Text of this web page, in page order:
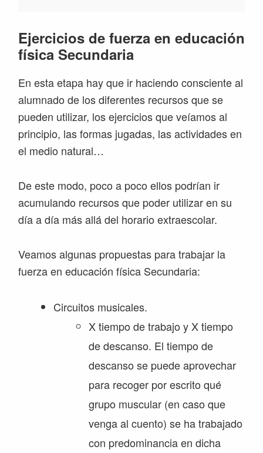
Ejercicios de fuerza en educación
física Secundaria
En esta etapa hay que ir haciendo consciente al
alumnado de los diferentes recursos que se
pueden utilizar, los ejercicios que veíamos al
principio, las formas jugadas, las actividades en
el medio natural…
De este modo, poco a poco ellos podrían ir
acumulando recursos que poder utilizar en su
día a día más allá del horario extraescolar.
Veamos algunas propuestas para trabajar la
fuerza en educación física Secundaria:
Circuitos musicales.
X tiempo de trabajo y X tiempo
de descanso. El tiempo de
descanso se puede aprovechar
para recoger por escrito qué
grupo muscular (en caso que
venga al cuento) se ha trabajado
con predominancia en dicha